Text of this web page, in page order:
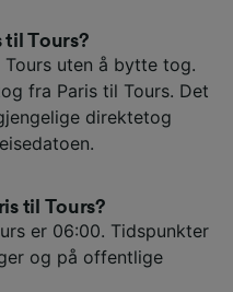
til Tours?
uten å bytte tog.
fra Paris til Tours. Det
direktetog
til Tours?
er 06:00. Tidspunkter
og på offentlige